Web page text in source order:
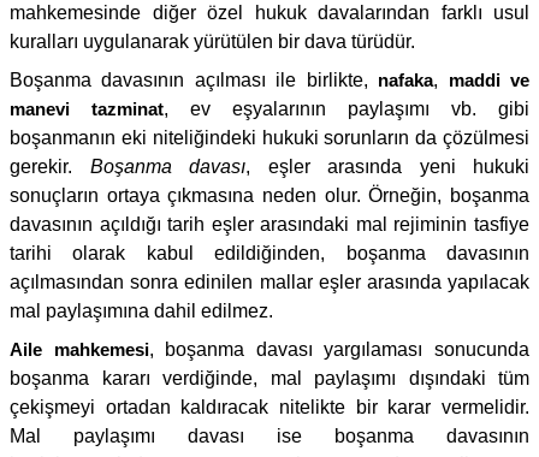
mahkemesinde diğer özel hukuk davalarından farklı usul
kuralları uygulanarak yürütülen bir dava türüdür.
Boşanma davasının açılması ile birlikte, nafaka, maddi ve
manevi tazminat, ev eşyalarının paylaşımı vb. gibi
boşanmanın eki niteliğindeki hukuki sorunların da çözülmesi
gerekir. Boşanma davası, eşler arasında yeni hukuki
sonuçların ortaya çıkmasına neden olur. Örneğin, boşanma
davasının açıldığı tarih eşler arasındaki mal rejiminin tasfiye
tarihi olarak kabul edildiğinden, boşanma davasının
açılmasından sonra edinilen mallar eşler arasında yapılacak
mal paylaşımına dahil edilmez.
Aile mahkemesi, boşanma davası yargılaması sonucunda
boşanma kararı verdiğinde, mal paylaşımı dışındaki tüm
çekişmeyi ortadan kaldıracak nitelikte bir karar vermelidir.
Mal paylaşımı davası ise boşanma davasının